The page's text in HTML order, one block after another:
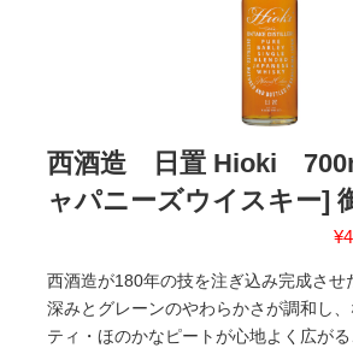
西酒造 日置 Hioki
ャパニーズウイスキー]
西酒造が180年の技を注ぎ込み完成させ
深みとグレーンのやわらかさが調和し
ティ・ほのかなピートが心地よく広が